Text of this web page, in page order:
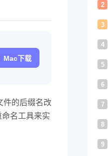
Mac下载
件的后缀名改
名工具来实
2
3
4
5
6
7
8
9